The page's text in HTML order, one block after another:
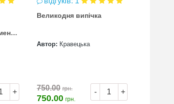
+
Великодня випічка
Автор: Кравецька
- +
750.00 грн.
750.00 грн.